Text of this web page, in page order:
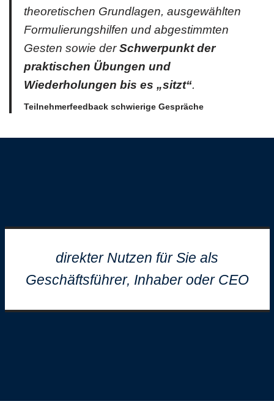
theoretischen Grundlagen, ausgewählten
Formulierungshilfen und abgestimmten
Gesten sowie derSchwerpunkt der
praktischen Übungen und
Wiederholungen bis es „sitzt“.
Teilnehmerfeedback schwierige Gespräche
direkter Nutzen für Sie als
Geschäftsführer, Inhaber oder CEO